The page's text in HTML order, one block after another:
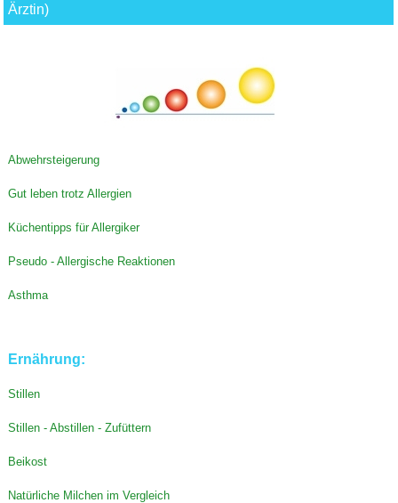
Ärztin)
Abwehrsteigerung
Gut leben trotz Allergien
Küchentipps für Allergiker
Pseudo - Allergische Reaktionen
Asthma
Ernährung:
Stillen
Stillen - Abstillen - Zufüttern
Beikost
Natürliche Milchen im Vergleich